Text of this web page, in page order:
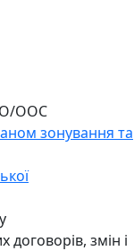
ООС
зонування та
договорів, змін і